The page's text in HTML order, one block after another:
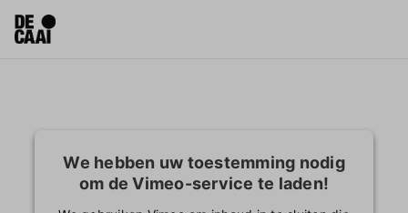
We hebben uw toestemming nodig
om de Vimeo-service te laden!